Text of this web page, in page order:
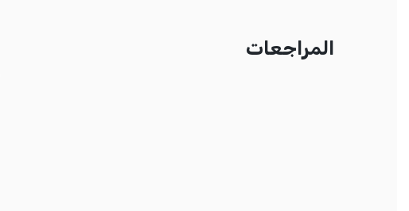
المراجعات